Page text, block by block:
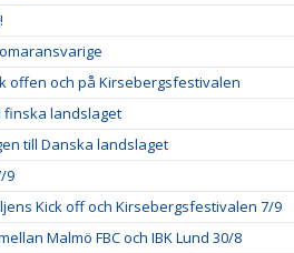
offen och på Kirsebergsfestivalen
finska landslaget
till Danska landslaget
9
Kick off och Kirsebergsfestivalen 7/9
Malmö FBC och IBK Lund 30/8